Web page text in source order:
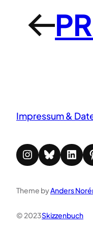
←
Impressum &
Instagram Bluesky LinkedIn Pinterest
Theme byAnders
© 2023Skizzenbuch